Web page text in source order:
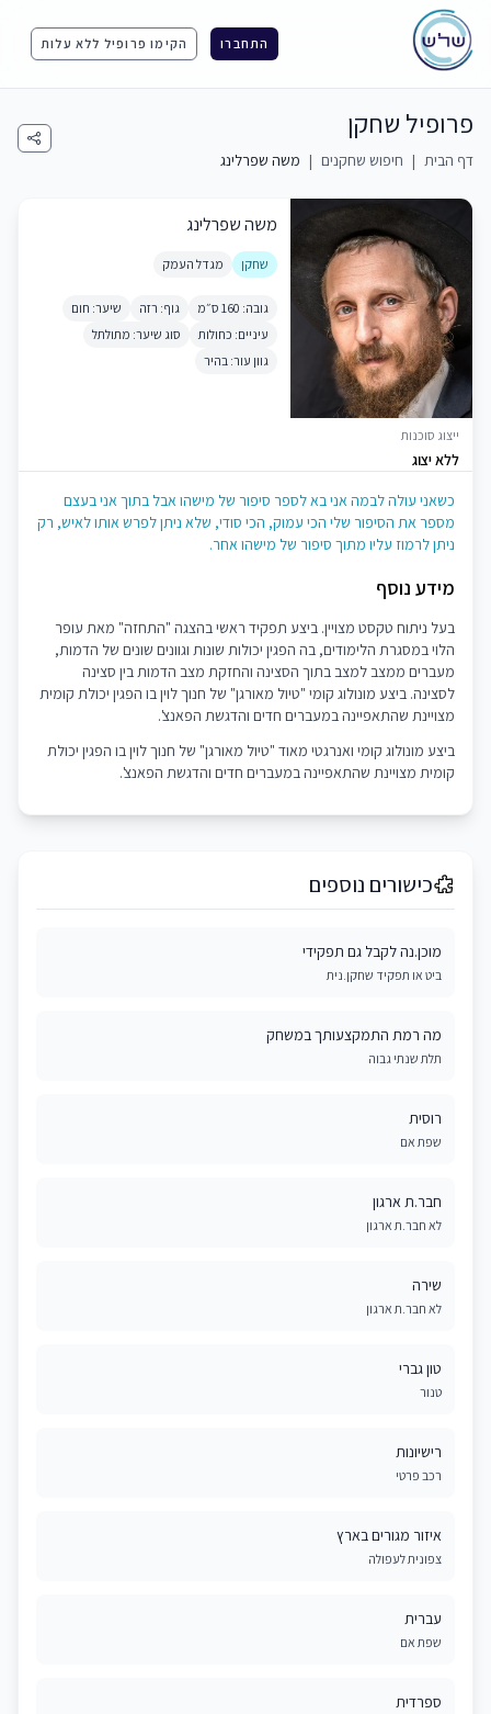
התחברו הקימו פרופיל ללא עלות
פרופיל שחקן
דף הבית | חיפוש שחקנים | משה שפרלינג
ייצוג סוכנות
ללא יצוג
משה שפרלינג
שחקן מגדל העמק
גובה: 160 ס״מ גוף: רזה
שיער: חום
עיניים: כחולות
סוג שיער: מתולתל
גוון עור: בהיר
כשאני עולה לבמה אני בא לספר סיפור של מישהו אבל בתוך אני בעצם
מספר את הסיפור שלי הכי עמוק, הכי סודי, שלא ניתן לפרש אותו לאיש, רק
ניתן לרמוז עליו מתוך סיפור של מישהו אחר.
מידע נוסף
בעל ניתוח טקסט מצויין. ביצע תפקיד ראשי בהצגה "התחזה" מאת עופר
הלוי במסגרת הלימודים, בה הפגין יכולות שונות וגוונים שונים של הדמות,
מעברים ממצב למצב בתוך הסצינה והחזקת מצב הדמות בין סצינה
לסצינה. ביצע מונולוג קומי "טיול מאורגן" של חנוך לוין בו הפגין יכולת קומית
מצויינת שהתאפיינה במעברים חדים והדגשת הפאנצ'.
ביצע מונולוג קומי ואנרגטי מאוד "טיול מאורגן" של חנוך לוין בו הפגין יכולת
קומית מצויינת שהתאפיינה במעברים חדים והדגשת הפאנצ'.
כישורים נוספים
מוכן.נה לקבל גם תפקידי
ביט או תפקיד שחקן.נית
מה רמת התמקצעותך במשחק
תלת שנתי גבוה
רוסית
שפת אם
חבר.ת ארגון
לא חבר.ת ארגון
שירה
לא חבר.ת ארגון
טון גברי
טנור
רישיונות
רכב פרטי
איזור מגורים בארץ
צפונית לעפולה
עברית
שפת אם
ספרדית